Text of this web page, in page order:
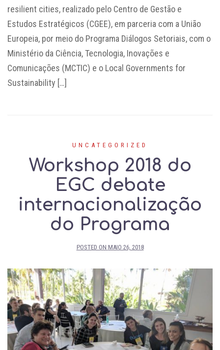
resilient cities, realizado pelo Centro de Gestão e
Estudos Estratégicos (CGEE), em parceria com a União
Europeia, por meio do Programa Diálogos Setoriais, com o
Ministério da Ciência, Tecnologia, Inovações e
Comunicações (MCTIC) e o Local Governments for
Sustainability […]
UNCATEGORIZED
Workshop 2018 do
EGC debate
internacionalização
do Programa
POSTED ON MAIO 26, 2018